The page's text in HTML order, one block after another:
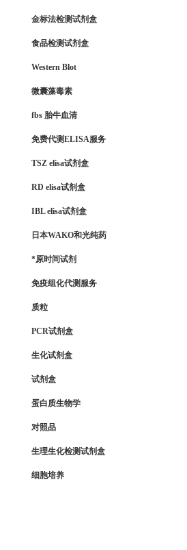
金标法检测试剂盒
食品检测试剂盒
Western Blot
微囊藻毒素
fbs 胎牛血清
免费代测ELISA服务
TSZ elisa试剂盒
RD elisa试剂盒
IBL elisa试剂盒
日本WAKO和光纯药
*原时间试剂
免疫组化代测服务
质粒
PCR试剂盒
生化试剂盒
试剂盒
蛋白质生物学
对照品
生理生化检测试剂盒
细胞培养